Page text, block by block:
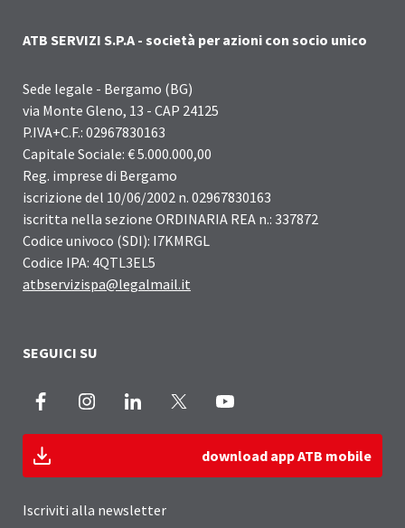
ATB SERVIZI S.P.A - società per azioni con socio unico
Sede legale - Bergamo (BG)
via Monte Gleno, 13 - CAP 24125
P.IVA+C.F.: 02967830163
Capitale Sociale: € 5.000.000,00
Reg. imprese di Bergamo
iscrizione del 10/06/2002 n. 02967830163
iscritta nella sezione ORDINARIA REA n.: 337872
Codice univoco (SDI): I7KMRGL
Codice IPA: 4QTL3EL5
atbservizispa@legalmail.it
SEGUICI SU
Facebook InstagramLinkedIn
download app ATB mobile
Iscriviti alla newsletter